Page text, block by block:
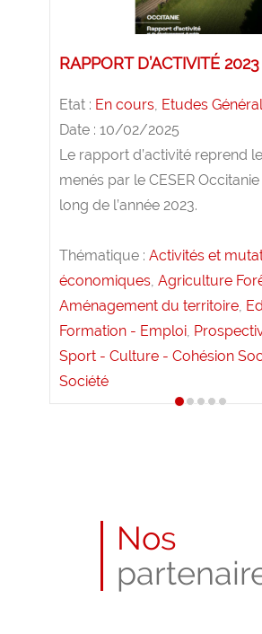
RAPPORT D’ACTIVITÉ 2023
Etat : En cours, Etudes
Date : 10/02/2025
Le rapport d’activité reprend
menés par le CESER
long de l’année 2023.
Thématique :Activités et
économiques,Agriculture
Aménagement du territoire,
Formation - Emploi,
Sport - Culture - Cohésion
Société
Nos